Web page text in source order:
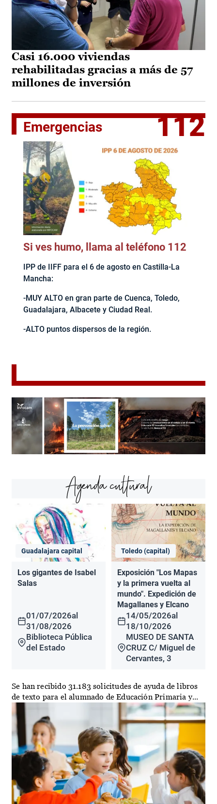
Casi 16.000 viviendas
rehabilitadas gracias a más de 57
millones de inversión
Emergencias 112
Si ves humo, llama al teléfono 112
IPP de IIFF para el 6 de agosto en Castilla-La
Mancha:
-MUY ALTO en gran parte de Cuenca, Toledo,
Guadalajara, Albacete y Ciudad Real.
-ALTO puntos dispersos de la región.
Agenda cultural
Guadalajara capital
Los gigantes de Isabel
Salas
01/07/2026al
31/08/2026
Biblioteca Pública
del Estado
Toledo (capital)
Exposición "Los Mapas
y la primera vuelta al
mundo". Expedición de
Magallanes y Elcano
14/05/2026al
18/10/2026
MUSEO DE SANTA
CRUZ C/ Miguel de
Cervantes, 3
Se han recibido 31.183 solicitudes de ayuda de libros
de texto para el alumnado de Educación Primaria y...